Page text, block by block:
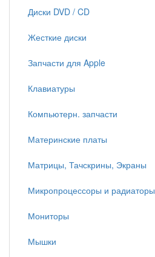
Диски DVD / CD
Жесткие диски
Запчасти для Apple
Клавиатуры
Компьютерн. запчасти
Материнские платы
Матрицы, Тачскрины, Экраны
Микропроцессоры и радиаторы
Мониторы
Мышки